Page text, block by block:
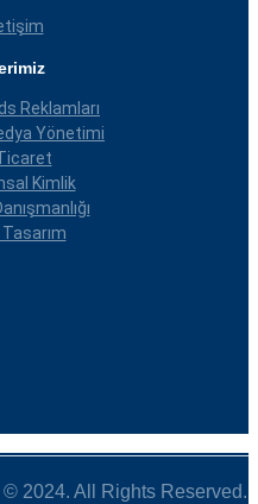
Reklamları
Yönetimi
Kimlik
© 2024. All Rights Reserved.